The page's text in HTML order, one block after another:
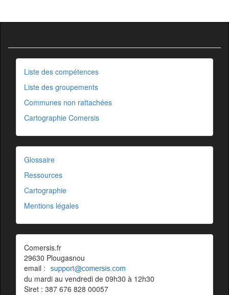
Liste des compétences
Liste des groupements
Communes non rattachées
Cartographie Comersis
Glossaire
Ressources
Cartographie
Mentions légales
Comersis.fr
29630 Plougasnou
email :
du mardi au vendredi de 09h30 à 12h30
Siret : 387 676 828 00057